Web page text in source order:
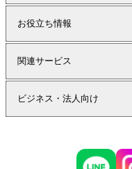
お役立ち情報
関連サービス
ビジネス・法人向け